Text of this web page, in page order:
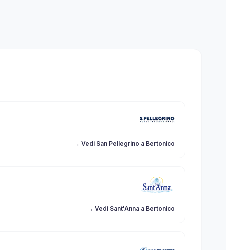
→ Vedi San Pellegrino a Bertonico
→ Vedi Sant'Anna a Bertonico